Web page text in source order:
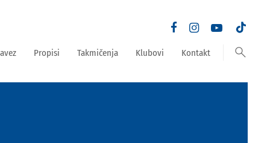
Propisi Takmičenja Klubovi Kontakt search